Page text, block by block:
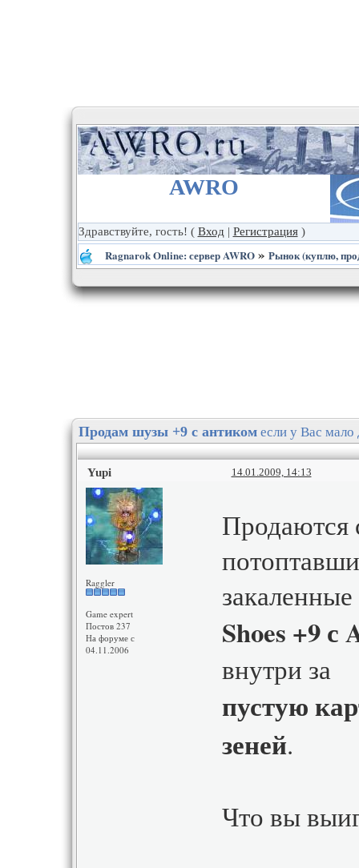
AWRO
Здравствуйте, гость! ( Вход | Регистрация)
Ragnarok Online: сервер AWRO» Рынок (куплю,
Продам шузы +9 с антикомесли у Вас мало
Yupi 14.01.2009, 14:13
Raggler
Game expert
Постов 237
На форуме с
04.11.2006
Продаются
Shoes +9
внутри за
пустую
зеней.
Что вы